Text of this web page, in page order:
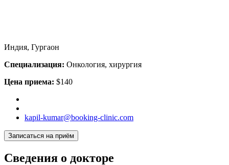
Индия, Гургаон
Специализация: Онкология, хирургия
Цена приема: $140
kapil-kumar@booking-clinic.com
Записаться на приём
Сведения о докторе